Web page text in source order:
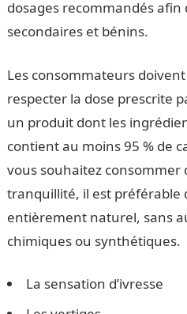
dosages recommandés
secondaires et bénins.
Les consommateurs
respecter la dose prescrite
un produit dont les
contient au moins 95 % de
vous souhaitez consommer
tranquillité, il est préférable
entièrement naturel, sans
chimiques ou synthétiques.
La sensation d’ivresse